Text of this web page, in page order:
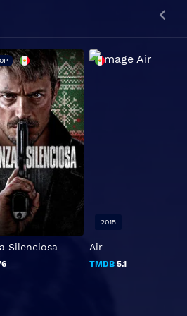
Silenciosa Air
TMDB5.1
2015